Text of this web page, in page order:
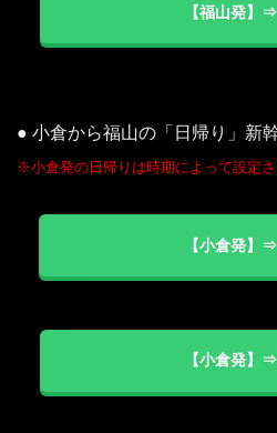
【福山発】
● 小倉から福山の「日帰り」新
※小倉発の日帰りは時期によって設定さ
【小倉発】
【小倉発】